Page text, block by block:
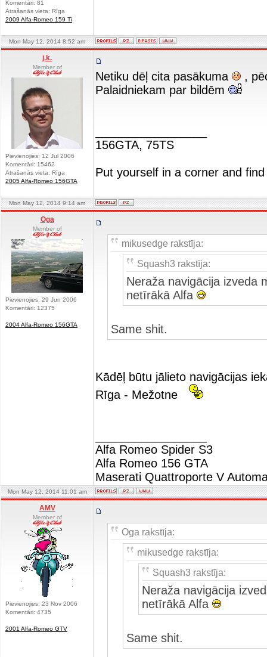
Komentāri: 81
Atrašanās vieta: Rīga
2009 Alfa-Romeo 159 Ti
Mon May 12, 2014 8:52 am
j.k.
Member of
Pievienojies: 12 Jul 2006
Komentāri: 15462
Atrašanās vieta: Rīga
2005 Alfa-Romeo 156GTA
Netiku dēļ cita pasākuma
,
Palaidniekam par bildēm
156GTA, 75TS
Put yourself in a corner and
Mon May 12, 2014 9:14 am
Oga
Member of
Pievienojies: 29 Jun 2006
Komentāri: 12375
2004 Alfa-Romeo 156GTA
mikusedge rakstīja:
Squash3 rakstīja:
Neraža navigācija izveda
netīrākā Alfa
Same shit.
Kādēļ būtu jālieto navigācijas
Rīga - Mežotne
Alfa Romeo Spider S3
Alfa Romeo 156 GTA
Maserati Quattroporte V
Mon May 12, 2014 11:01 am
AMV
Member of
Pievienojies: 23 Nov 2006
Komentāri: 4735
2001 Alfa-Romeo GTV
Oga rakstīja:
mikusedge rakstīja:
Squash3 rakstīja:
Neraža navigācija
netīrākā Alfa
Same shit.